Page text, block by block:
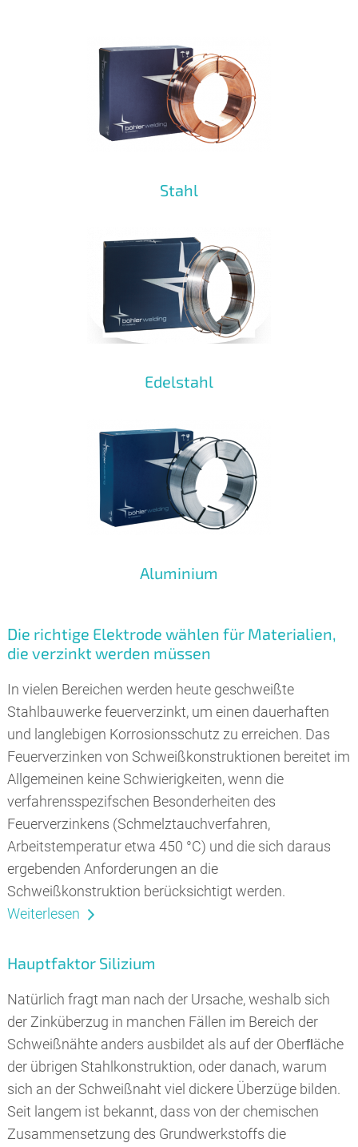
Stahl
Edelstahl
Aluminium
Die richtige Elektrode wählen für Materialien,
die verzinkt werden müssen
In vielen Bereichen werden heute geschweißte
Stahlbauwerke feuerverzinkt, um einen dauerhaften
und langlebigen Korrosionsschutz zu erreichen. Das
Feuerverzinken von Schweißkonstruktionen bereitet im
Allgemeinen keine Schwierigkeiten, wenn die
verfahrensspezifschen Besonderheiten des
Feuerverzinkens (Schmelztauchverfahren,
Arbeitstemperatur etwa 450 °C) und die sich daraus
ergebenden Anforderungen an die
Schweißkonstruktion berücksichtigt werden.
Weiterlesen
Hauptfaktor Silizium
Natürlich fragt man nach der Ursache, weshalb sich
der Zinküberzug in manchen Fällen im Bereich der
Schweißnähte anders ausbildet als auf der Oberﬂäche
der übrigen Stahlkonstruktion, oder danach, warum
sich an der Schweißnaht viel dickere Überzüge bilden.
Seit langem ist bekannt, dass von der chemischen
Zusammensetzung des Grundwerkstoffs die